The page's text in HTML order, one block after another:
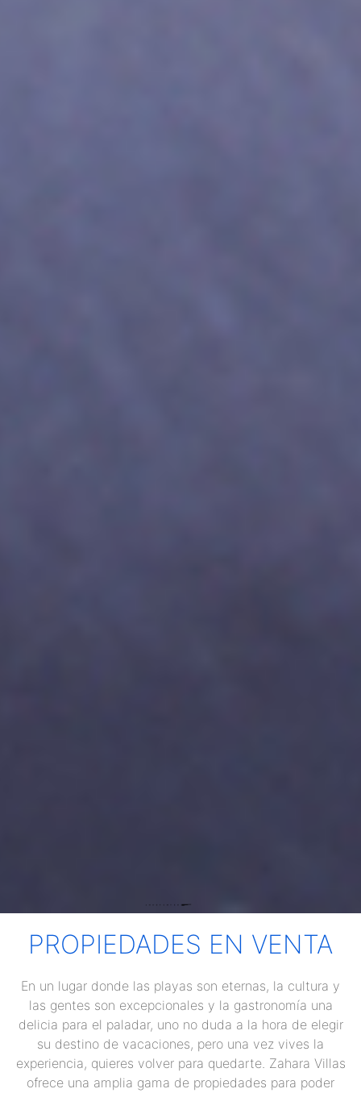
PROPIEDADES EN VENTA
En un lugar donde las playas son eternas, la cultura y
las gentes son excepcionales y la gastronomía una
delicia para el paladar, uno no duda a la hora de elegir
su destino de vacaciones, pero una vez vives la
experiencia, quieres volver para quedarte. Zahara Villas
ofrece una amplia gama de propiedades para poder